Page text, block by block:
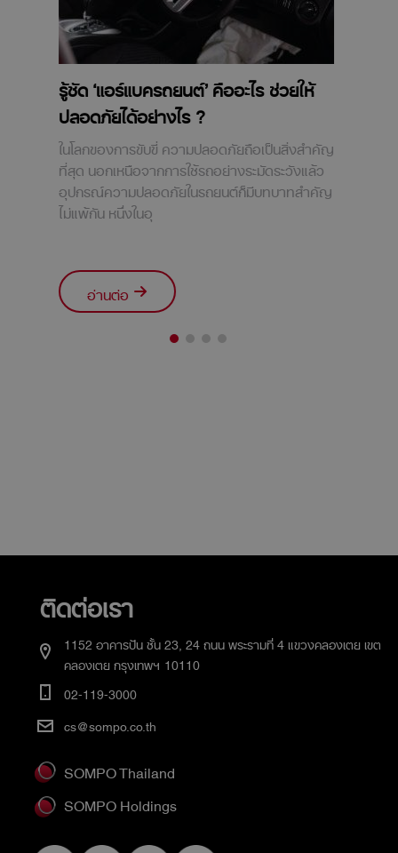
รู้ชัด ‘แอร์แบครถยนต์’ คืออะไร ช่วยให้
ปลอดภัยได้อย่างไร ?
ในโลกของการขับขี่ ความปลอดภัยถือเป็นสิ่งสำคัญ
ที่สุด นอกเหนือจากการใช้รถอย่างระมัดระวังแล้ว
อุปกรณ์ความปลอดภัยในรถยนต์ก็มีบทบาทสำคัญ
ไม่แพ้กัน หนึ่งในอุ
อ่านต่อ
ติดต่อเรา
1152 อาคารปัน ชั้น 23, 24 ถนน พระรามที่ 4 แขวงคลองเตย เขต
คลองเตย กรุงเทพฯ 10110
02-119-3000
cs@sompo.co.th
SOMPO Thailand
SOMPO Holdings